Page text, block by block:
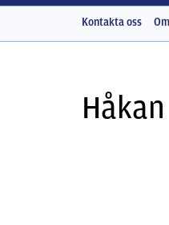
Kontakta oss